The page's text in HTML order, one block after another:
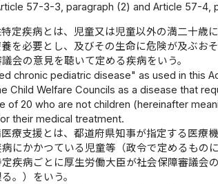
57-3-3, paragraph (2) and Article 57-4,
定疾病とは、児童又は児童以外の満二十歳
を必要とし、及びその生命に危険が及ぶお
会の意見を聴いて定める疾病をいう。
chronic pediatric disease" as used in this
Child Welfare Councils as a disease that
of 20 who are not children (hereinafter
their medical treatment.
療支援とは、都道府県知事が指定する医療
にかかつている児童等（政令で定めるもの
疾病ごとに厚生労働大臣が社会保障審議
。）をいう。